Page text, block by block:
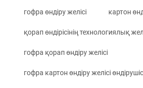
гофра өндіру желісі картон
қорап өндірісінің технологиялық
гофра қорап өндіру желісі
гофра картон өндіру желісі